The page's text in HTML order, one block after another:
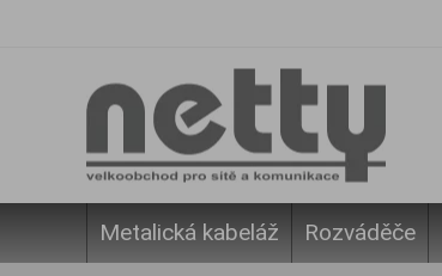
Metalická kabeláž Rozváděče